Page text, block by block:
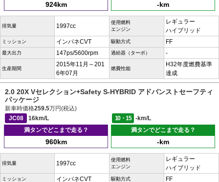
924km -km
排気量 1997cc
使用燃料
エンジン
レギュラー
ハイブリッド
ミッション インパネCVT 駆動方式 FF
最大出力 147ps/5600rpm 過給器（ターボ） -
生産期間
2015年11月～201
6年07月
燃費性能
H32年度燃費基準
達成
2.0 20X Vセレクション+Safety S-HYBRID アドバンストセーフティ
パッケージ
新車時価格259.5万円(税込)
JC08
16km/L 10・15
-km/L
満タンでどこまで走る？
960km
満タンでどこまで走る？
-km
排気量 1997cc
使用燃料
エンジン
レギュラー
ハイブリッド
ミッション インパネCVT 駆動方式 FF